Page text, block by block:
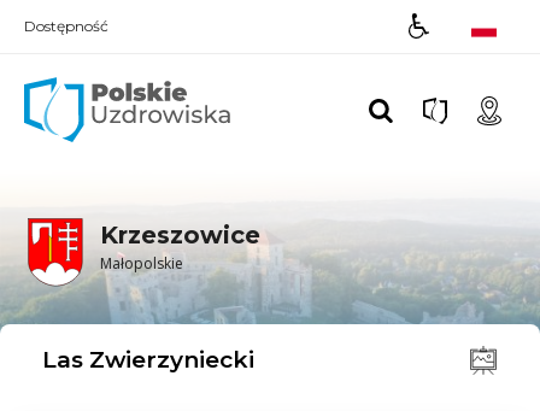
Dostępność
Krzeszowice
Małopolskie
Las Zwierzyniecki